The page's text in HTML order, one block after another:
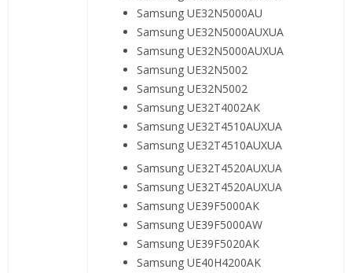
Samsung UE32N5000AU
Samsung UE32N5000AUXUA
Samsung UE32N5000AUXUA
Samsung UE32N5002
Samsung UE32N5002
Samsung UE32T4002AK
Samsung UE32T4510AUXUA
Samsung UE32T4510AUXUA
Samsung UE32T4520AUXUA
Samsung UE32T4520AUXUA
Samsung UE39F5000AK
Samsung UE39F5000AW
Samsung UE39F5020AK
Samsung UE40H4200AK